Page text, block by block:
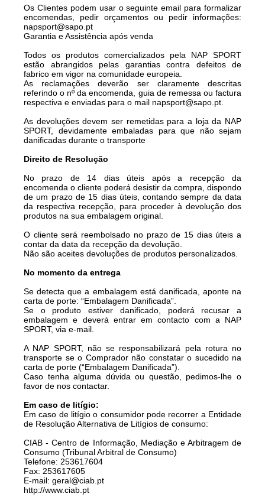
Os Clientes podem usar o seguinte email para formalizar
encomendas, pedir orçamentos ou pedir informações:
napsport@sapo.pt
Garantia e Assistência após venda
Todos os produtos comercializados pela NAP SPORT
estão abrangidos pelas garantias contra defeitos de
fabrico em vigor na comunidade europeia.
As reclamações deverão ser claramente descritas
referindo o nº da encomenda, guia de remessa ou factura
respectiva e enviadas para o mail napsport@sapo.pt.
As devoluções devem ser remetidas para a loja da NAP
SPORT, devidamente embaladas para que não sejam
danificadas durante o transporte
Direito de Resolução
No prazo de 14 dias úteis após a recepção da
encomenda o cliente poderá desistir da compra, dispondo
de um prazo de 15 dias úteis, contando sempre da data
da respectiva recepção, para proceder à devolução dos
produtos na sua embalagem original.
O cliente será reembolsado no prazo de 15 dias úteis a
contar da data da recepção da devolução.
Não são aceites devoluções de produtos personalizados.
No momento da entrega
Se detecta que a embalagem está danificada, aponte na
carta de porte: “Embalagem Danificada”.
Se o produto estiver danificado, poderá recusar a
embalagem e deverá entrar em contacto com a NAP
SPORT, via e-mail.
A NAP SPORT, não se responsabilizará pela rotura no
transporte se o Comprador não constatar o sucedido na
carta de porte (“Embalagem Danificada”).
Caso tenha alguma dúvida ou questão, pedimos-lhe o
favor de nos contactar.
Em caso de litígio:
Em caso de litígio o consumidor pode recorrer a Entidade
de Resolução Alternativa de Litígios de consumo:
CIAB - Centro de Informação, Mediação e Arbitragem de
Consumo (Tribunal Arbitral de Consumo)
Telefone: 253617604
Fax: 253617605
E-mail: geral@ciab.pt
http://www.ciab.pt